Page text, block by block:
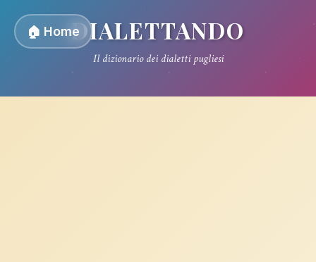
🏠 HomeDIALETTANDO
Il dizionario dei dialetti pugliesi